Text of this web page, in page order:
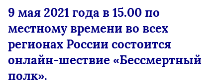
9 мая 2021 года в 15.00 по
местному времени во всех
регионах России состоится
онлайн-шествие «Бессмертный
полк».